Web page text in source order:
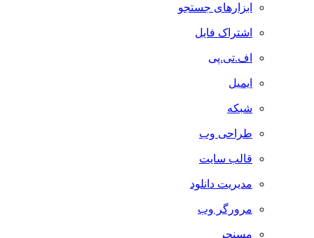
ابزارهای جستجو
اشتراک فایل
اف.تی.پی
ایمیل
شبکه
طراحی وب
قالب سایت
مدیریت دانلود
مرورگر وب
مسنجر